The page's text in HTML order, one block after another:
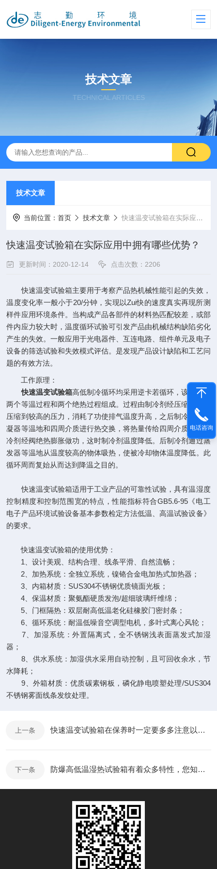
技术文章
TECHNICAL ARTICLES
技术文章
当前位置：首页 技术文章 快速温变试验箱在实际应用中拥有哪些优势？
快速温变试验箱在实际应用中拥有哪些优势？
更新时间：2020-12-14 点击次数：2206
快速温变试验箱主要用于考察产品热机械性能引起的失效，
温度变化率一般小于20/分钟，实现以Zui快的速度真实再现所测
样件应用环境条件。当构成产品各部件的材料热匹配较差，或部
件内应力较大时，温度循环试验可引发产品由机械结构缺陷劣化
产生的失效。一般应用于光电器件、互连电路、组件单元及电子
设备的筛选试验和失效模式评估。是发现产品设计缺陷和工艺问
题的有效方法。
工作原理：
快速温变试验箱高低制冷循环均采用逆卡若循环，该循环由
两个等温过程和两个绝热过程组成。过程由制冷剂经压缩机绝热
压缩到较高的压力，消耗了功使排气温度升高，之后制冷剂经冷
凝器等温地和四周介质进行热交换，将热量传给四周介质。后制
冷剂经阀绝热膨胀做功，这时制冷剂温度降低。后制冷剂通过蒸
发器等温地从温度较高的物体吸热，使被冷却物体温度降低。此
循环周而复始从而达到降温之目的。
快速温变试验箱适用于工业产品的可靠性试验，具有温湿度
控制精度和控制范围宽的特点，性能指标符合GB5.6-95《电工
电子产品环境试验设备基本参数检定方法低温、高温试验设备》
的要求。
快速温变试验箱的使用优势：
1、设计美观、结构合理、线条平滑、自然流畅；
2、加热系统：全独立系统，镍铬合金电加热式加热器；
3、内箱材质：SUS304不锈钢优质镜面光板；
4、保温材质：聚氨酯硬质发泡/超细玻璃纤维绵；
5、门框隔热：双层耐高低温老化硅橡胶门密封条；
6、循环系统：耐温低噪音空调型电机，多叶式离心风轮；
7、加湿系统：外置隔离式，全不锈钢浅表面蒸发式加湿
器；
8、供水系统：加湿供水采用自动控制，且可回收余水，节
水降耗；
9、外箱材质：优质碳素钢板，磷化静电喷塑处理/SUS304
不锈钢雾面线条发纹处理。
上一条 快速温变试验箱在保养时一定要多多注意以下注意事项
下一条 防爆高低温湿热试验箱有着众多特性，您知道多少点？
电话咨询